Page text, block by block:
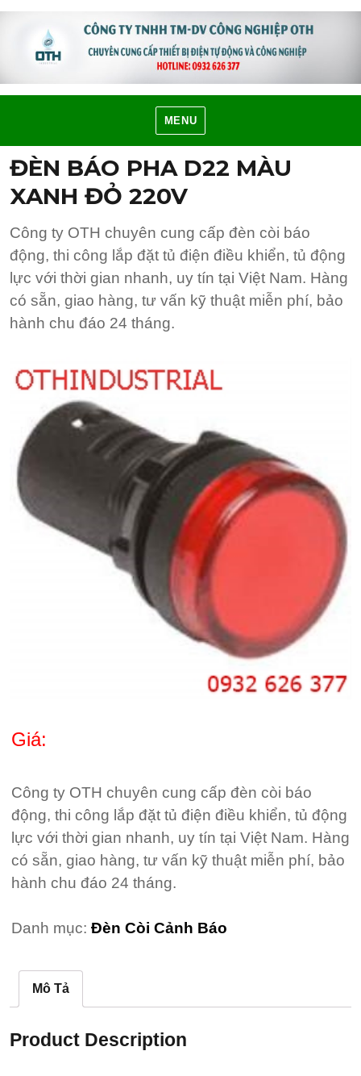
MENU
ĐÈN BÁO PHA D22 MÀU
XANH ĐỎ 220V
Công ty OTH chuyên cung cấp đèn còi báo
động, thi công lắp đặt tủ điện điều khiển, tủ động
lực với thời gian nhanh, uy tín tại Việt Nam. Hàng
có sẵn, giao hàng, tư vấn kỹ thuật miễn phí, bảo
hành chu đáo 24 tháng.
Giá:
Công ty OTH chuyên cung cấp đèn còi báo
động, thi công lắp đặt tủ điện điều khiển, tủ động
lực với thời gian nhanh, uy tín tại Việt Nam. Hàng
có sẵn, giao hàng, tư vấn kỹ thuật miễn phí, bảo
hành chu đáo 24 tháng.
Danh mục: Đèn Còi Cảnh Báo
Mô Tả
Product Description